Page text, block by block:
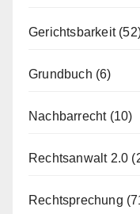
Gerichtsbarkeit
Grundbuch (6)
Nachbarrecht(10)
Rechtsanwalt 2.0
Rechtsprechung